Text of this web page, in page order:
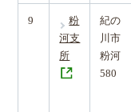
9
粉
河支
所
紀の
川市
粉河
580